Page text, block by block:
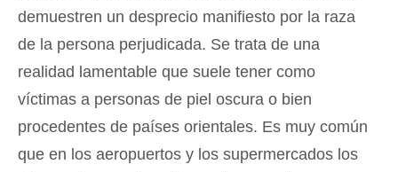
demuestren un desprecio manifiesto por la raza
de la persona perjudicada. Se trata de una
realidad lamentable que suele tener como
víctimas a personas de piel oscura o bien
procedentes de países orientales. Es muy común
que en los aeropuertos y los supermercados los